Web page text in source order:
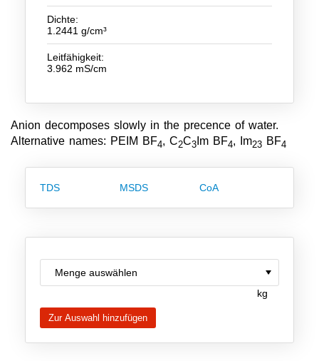
Über Uns
Unternehmen
Team
Karriere
Kontakt
Dichte:
1.2441 g/cm³
Leitfähigkeit:
3.962 mS/cm
Anion decomposes slowly in the precence of water.
Alternative names: PEIM BF4, C2C3 Im BF4, Im23 BF4
TDS MSDS CoA
kg